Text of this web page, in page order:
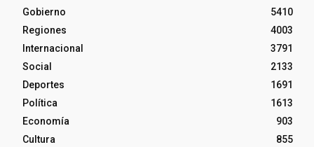
Gobierno
5410
Regiones
4003
Internacional
3791
Social
2133
Deportes
1691
Política
1613
Economía
903
Cultura
855